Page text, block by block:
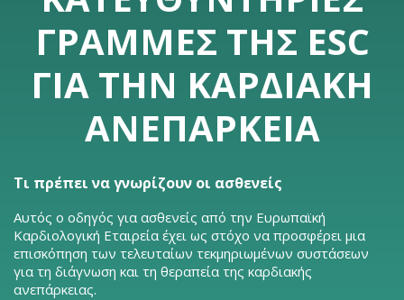
ΓΡΑΜΜΈΣ ΤΗΣ ESC
ΓΙΑ ΤΗΝ ΚΑΡΔΙΑΚΉ
ΑΝΕΠΆΡΚΕΙΑ
Τι πρέπει να γνωρίζουν οι ασθενείς
Αυτός ο οδηγός για ασθενείς από την Ευρωπαϊκή
Καρδιολογική Εταιρεία έχει ως στόχο να προσφέρει μια
επισκόπηση των τελευταίων τεκμηριωμένων συστάσεων
για τη διάγνωση και τη θεραπεία της καρδιακής
ανεπάρκειας.